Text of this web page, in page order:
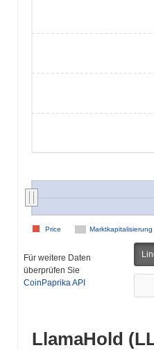
Marktkapitalisierung
Price
Für weitere Daten
überprüfen Sie
CoinPaprika API
LlamaHold